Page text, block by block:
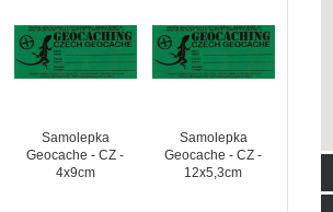
Samolepka
Geocache - CZ -
4x9cm
Samolepka
Geocache - CZ -
12x5,3cm